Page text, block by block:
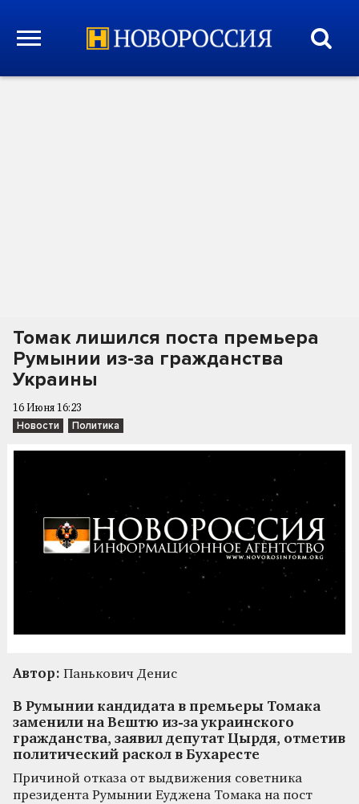
Томак лишился поста премьера
Румынии из-за гражданства
Украины
16 Июня 16:23
Новости Политика
Автор: Панькович Денис
В Румынии кандидата в премьеры Томака
заменили на Вештю из-за украинского
гражданства, заявил депутат Цырдя, отметив
политический раскол в Бухаресте
Причиной отказа от выдвижения советника
президента Румынии Еуджена Томака на пост